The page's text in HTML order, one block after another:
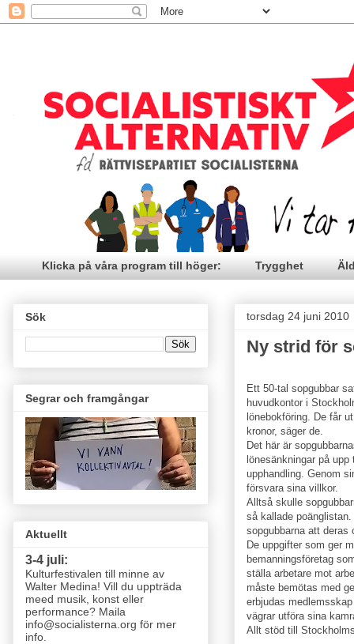
Klicka på våra program till höger: Trygghet
torsdag 24 juni 2010
Ny strid för
Ett 50-tal sopgubbar
huvudkontor i
lönebokföring. De får
kronor, säger de.
Det här är
lönesänkningar på
upphandling. Genom
försvara sina villkor.
Alltså skulle
så kallade
sopgubbarna att deras
De uppgifter som ger
bemanningsföretag
ställa arbetare mot
måste bemötas med
erbjudas
vägrar utföra sina
Allt stöd till
Sök
Segrar och framgångar
Aktuellt
3-4 juli:
Kulturfestivalen till minne av
Walter Medina! Vill du uppträda
meed musik, konst eller
performance? Maila
info@socialisterna.org för mer
info.